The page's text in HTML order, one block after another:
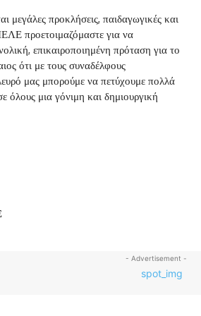
μεγάλες προκλήσεις, παιδαγωγικές και
προετοιμαζόμαστε για να
επικαιροποιημένη πρόταση για το
ότι με τους συναδέλφους
μας μπορούμε να πετύχουμε πολλά
όλους μια γόνιμη και δημιουργική
- Advertisement -